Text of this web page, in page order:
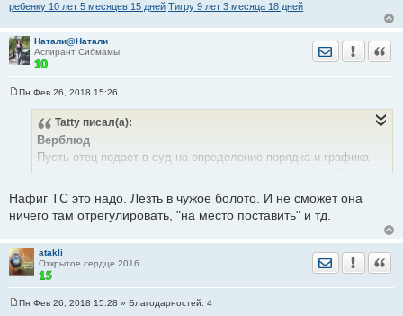
ребенку 10 лет 5 месяцев 15 дней Тигру 9 лет 3 месяца 18 дней
Натали@Натали
Аспирант Сибмамы
Отправить
Пн Фев 26, 2018 15:26
Tatty писал(а):
Верблюд
Пусть отец подает в суд на определение порядка и графика
манипулирует встречами с ребенком, соберите банковские
платежки о перечислении алиментов и справки о заработке - и
в суд. Подключайте опеку, поднимайте шум. Думаю судебные
определения несколько охладят ее пыл. Мне кажется такие
предложения вашему мужу она делает не ради того чтоб его
вернуть, а чтоб вас позлить. Судя по всему вы успешно
Нафиг ТС это надо. Лезть в чужое болото. И не сможет она
ничего там отрегулировать, "на место поставить" и тд.
atakli
Открытое сердце 2016
Отправить
Пн Фев 26, 2018 15:28 » Благодарностей: 4